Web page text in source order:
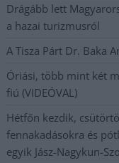
Drágább lett
a hazai turizmusról
A Tisza Párt Dr. Baka
Óriási, több mint két
fiú (VIDEÓVAL)
Hétfőn kezdik,
fennakadásokra és
egyik Jász-Nagykun-